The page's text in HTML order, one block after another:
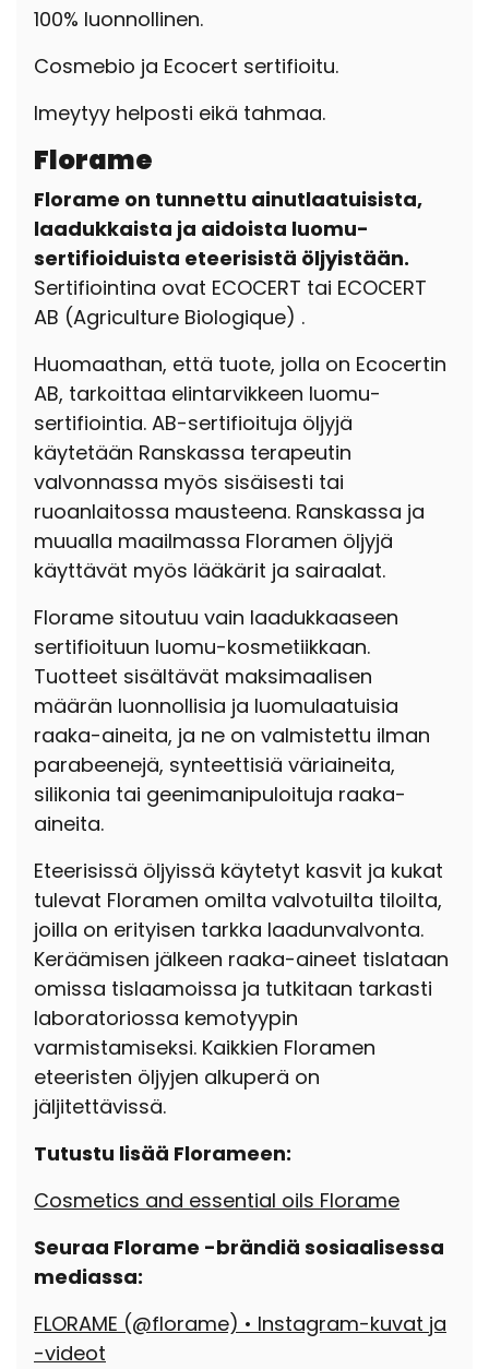
100% luonnollinen.
Cosmebio ja Ecocert sertifioitu.
Imeytyy helposti eikä tahmaa.
Florame
Florame on tunnettu ainutlaatuisista,
laadukkaista ja aidoista luomu-
sertifioiduista eteerisistä öljyistään.
Sertifiointina ovat ECOCERT tai ECOCERT
AB (Agriculture Biologique) .
Huomaathan, että tuote, jolla on Ecocertin
AB, tarkoittaa elintarvikkeen luomu-
sertifiointia. AB-sertifioituja öljyjä
käytetään Ranskassa terapeutin
valvonnassa myös sisäisesti tai
ruoanlaitossa mausteena. Ranskassa ja
muualla maailmassa Floramen öljyjä
käyttävät myös lääkärit ja sairaalat.
Florame sitoutuu vain laadukkaaseen
sertifioituun luomu-kosmetiikkaan.
Tuotteet sisältävät maksimaalisen
määrän luonnollisia ja luomulaatuisia
raaka-aineita, ja ne on valmistettu ilman
parabeenejä, synteettisiä väriaineita,
silikonia tai geenimanipuloituja raaka-
aineita.
Eteerisissä öljyissä käytetyt kasvit ja kukat
tulevat Floramen omilta valvotuilta tiloilta,
joilla on erityisen tarkka laadunvalvonta.
Keräämisen jälkeen raaka-aineet tislataan
omissa tislaamoissa ja tutkitaan tarkasti
laboratoriossa kemotyypin
varmistamiseksi. Kaikkien Floramen
eteeristen öljyjen alkuperä on
jäljitettävissä.
Tutustu lisää Florameen:
Cosmetics and essential oils Florame
Seuraa Florame -brändiä sosiaalisessa
mediassa:
FLORAME (@florame) • Instagram-kuvat ja
-videot